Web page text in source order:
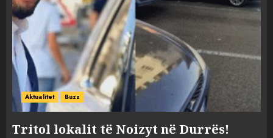
Aktualitet Buzz
Tritol lokalit të Noizyt në Durrës!